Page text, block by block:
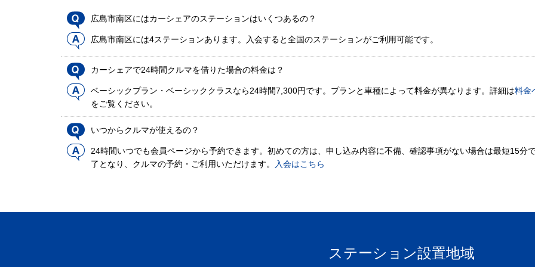
広島市南区にはカーシェアのステーションはいくつあるの？
広島市南区には4ステーションあります。入会すると全国のステーションがご利用可能です。
カーシェアで24時間クルマを借りた場合の料金は？
ベーシックプラン・ベーシッククラスなら24時間7,300円です。プランと車種によって料金が異なります。詳細は料金
をご覧ください。
いつからクルマが使えるの？
24時間いつでも会員ページから予約できます。初めての方は、申し込み内容に不備、確認事項がない場合は最短15分
了となり、クルマの予約・ご利用いただけます。
入会はこちら
ステーション設置地域